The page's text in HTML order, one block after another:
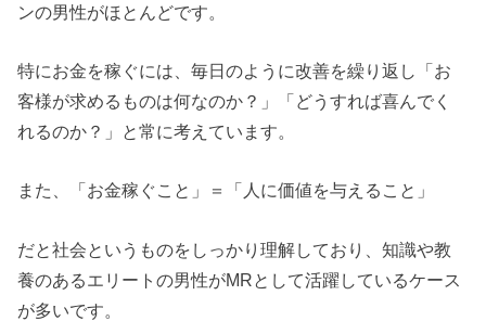
ンの男性がほとんどです。
特にお金を稼ぐには、毎日のように改善を繰り返し「お
客様が求めるものは何なのか？」「どうすれば喜んでく
れるのか？」と常に考えています。
また、「お金稼ぐこと」＝「人に価値を与えること」
だと社会というものをしっかり理解しており、知識や教
養のあるエリートの男性がMRとして活躍しているケース
が多いです。